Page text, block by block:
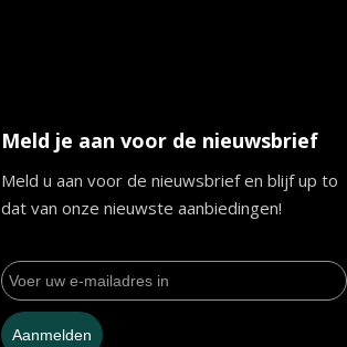
Meld je aan voor de nieuwsbrief
Meld u aan voor de nieuwsbrief en blijf up to
dat van onze nieuwste aanbiedingen!
Aanmelden